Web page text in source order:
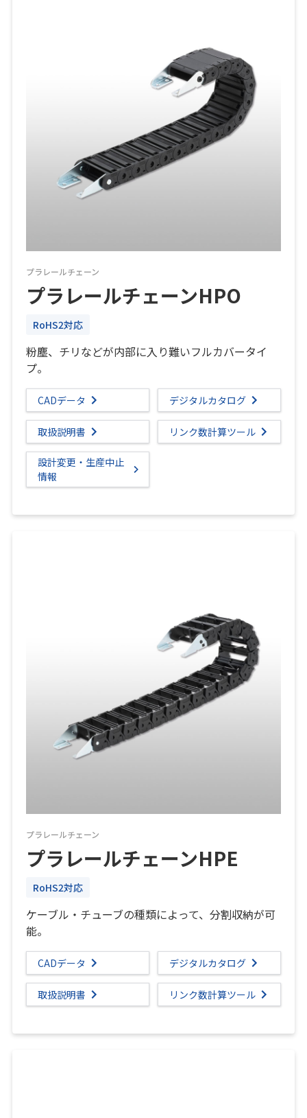
プラレールチェーン
プラレールチェーンHPO
RoHS2対応
粉塵、チリなどが内部に入り難いフルカバータイ
プ。
CADデータ デジタルカタログ
取扱説明書 リンク数計算ツール
設計変更・生産中止
情報
プラレールチェーン
プラレールチェーンHPE
RoHS2対応
ケーブル・チューブの種類によって、分割収納が可
能。
CADデータ デジタルカタログ
取扱説明書 リンク数計算ツール